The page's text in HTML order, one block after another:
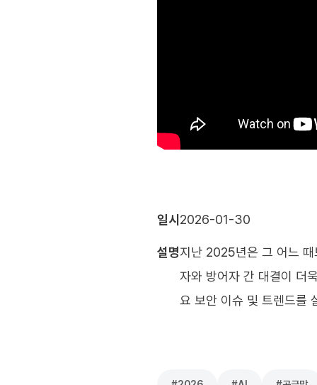
일시
설명
2026-01-30
지난 2025년은 그 어느
자와 방어자 간 대결이 더
요 보안 이슈 및 트렌드를